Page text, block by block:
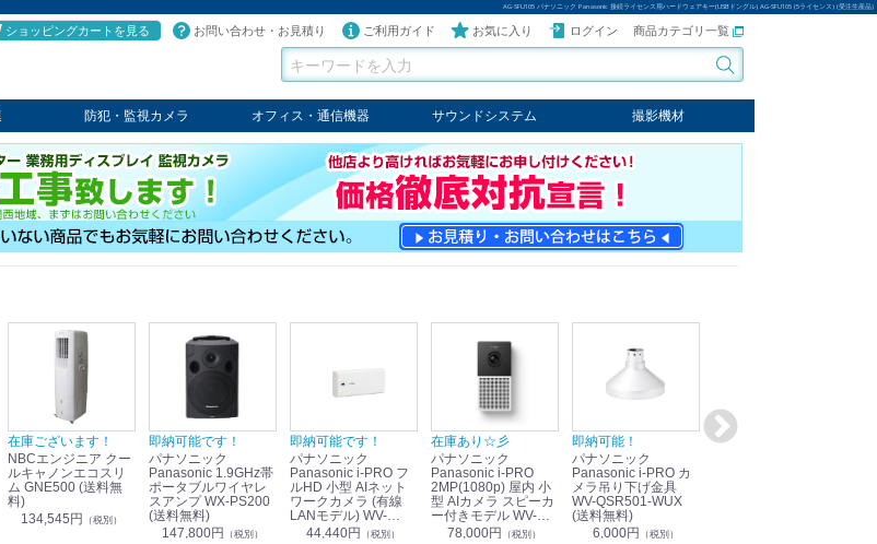
AG-SFU105 パナソニック Panasonic 接続ライセンス用ハードウェアキー(USBドングル) AG-SFU105 (5ライセンス) (受注生産品)
ショッピングカートを見る お問い合わせ・お見積り ご利用ガイド お気に入り ログイン 商品カテゴリ一覧
防犯・監視カメラ
パナソニック
TAKEX
LET'S
JSS
SELCO
PRINCETON
OS
ネクステージ
ATEN
オフィス・通信機器
回線切替器
疑似電話回線装置
通信機器
デジタル携帯電話PBX
収納・ラック・ハンガー
会議システム
電子黒板
ホワイトボード
その他
サウンドシステム
音響機器
輸入オーディオ
楽器
ケーブル
撮影機材
ビデオライト
クールライト
LEDライト
スタンド
写真関連商品
スタジオセット商品
オプション
在庫ございます！
NBCエンジニア クー
ルキャノンエコスリ
ム GNE500 (送料無
料)
134,545円
（税別）
即納可能です！
パナソニック
Panasonic 1.9GHz帯
ポータブルワイヤレ
スアンプ WX-PS200
(送料無料)
147,800円 （税別）
即納可能です！
パナソニック
Panasonic i-PRO フ
ルHD 小型 AIネット
ワークカメラ (有線
LANモデル) WV-
S7130UX (送料無料)
44,440円 （税別）
在庫あり☆彡
パナソニック
Panasonic i-PRO
2MP(1080p) 屋内 小
型 AIカメラ スピーカ
ー付きモデル WV-
S71301-F2L (送料無
78,000円 （税別）
即納可能！
パナソニック
Panasonic i-PRO カ
メラ吊り下げ金具
WV-QSR501-WUX
(送料無料)
6,000円 （税別）